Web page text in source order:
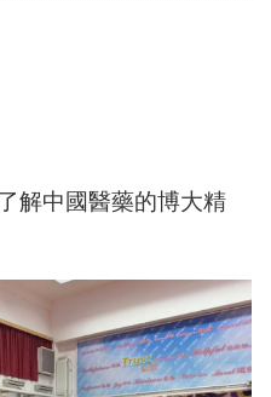
解中國醫藥的博大精